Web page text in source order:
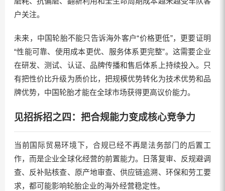
户关注。
未来，中国轮胎不能只告诉海外客户“价格更低”，更要证明
“性能可靠、使用成本更优、服务体系更完整”。这需要企业
在研发、测试、认证、品牌传播和售后体系上持续投入。只
有把性价比升级为质价比，把规模优势转化为技术优势和品
牌优势，中国轮胎才能在全球市场获得更高议价能力。
见招拆招之四：把合规能力变成核心竞争力
当前国际贸易环境下，合规已经不再是法务部门的后置工
作，而是企业全球化经营的前置能力。日落复审、反规避调
查、反补贴核查、原产地审查、供应链追溯、环保和劳工要
求，都可能影响轮胎企业的海外经营稳定性。